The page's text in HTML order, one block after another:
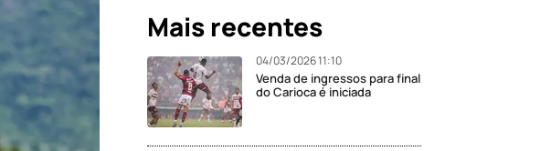
Mais recentes
04/03/2026 11:10
Venda de ingressos para final
do Carioca é iniciada